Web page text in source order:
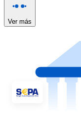
Ver más